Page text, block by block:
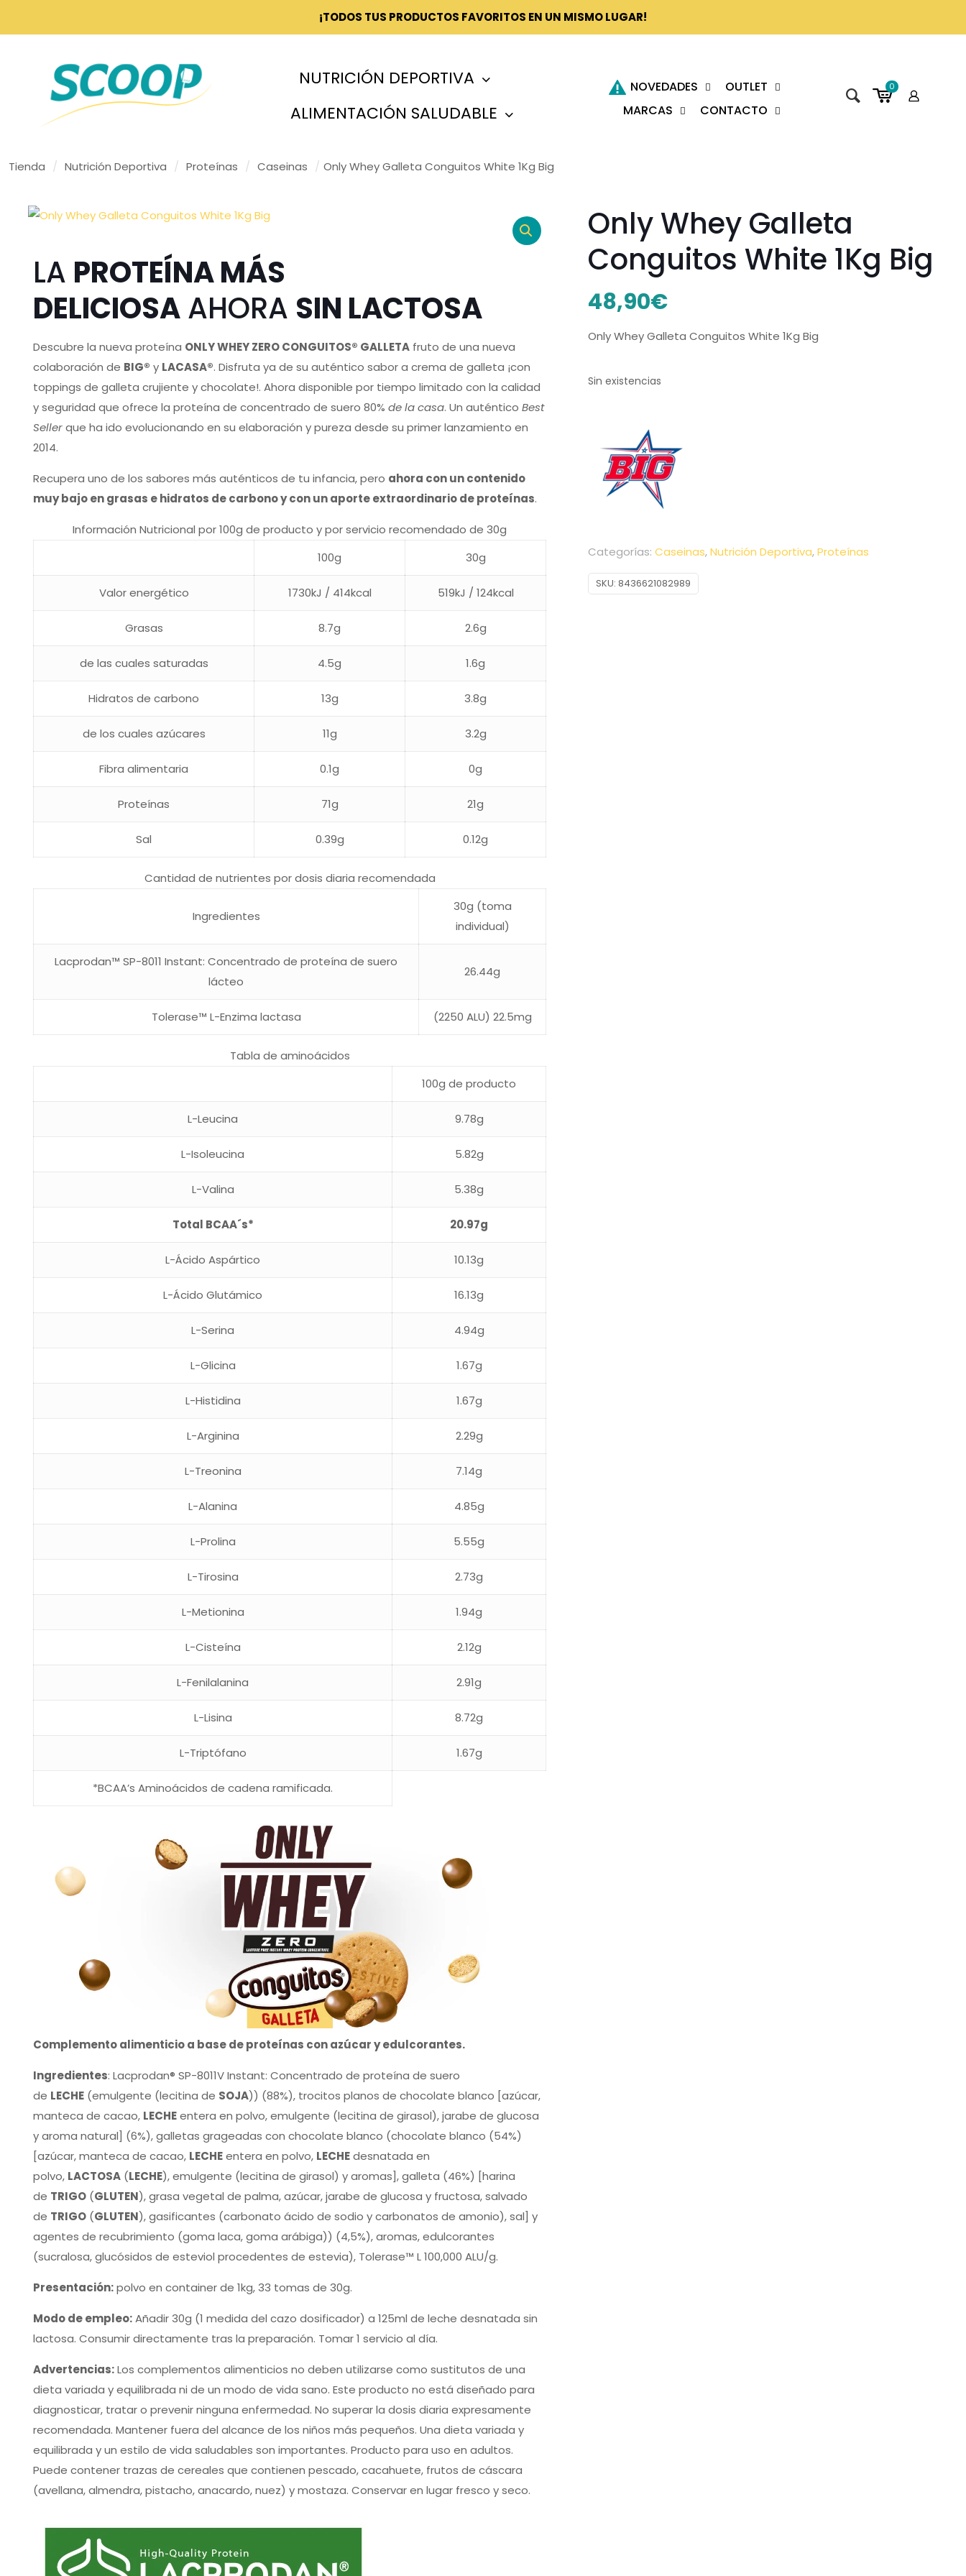
¡TODOS TUS PRODUCTOS FAVORITOS EN UN MISMO LUGAR!
NUTRICIÓN DEPORTIVA
ALIMENTACIÓN SALUDABLE
NOVEDADES
OUTLET
MARCAS
CONTACTO
0
Tienda / Nutrición Deportiva / Proteínas / Caseinas / Only Whey Galleta Conguitos White 1Kg Big
LA PROTEÍNA MÁS
DELICIOSAAHORA SIN LACTOSA
Descubre la nueva proteína ONLY WHEY ZERO CONGUITOS® GALLETA fruto de una nueva
colaboración de BIG® y LACASA®. Disfruta ya de su auténtico sabor a crema de galleta ¡con
toppings de galleta crujiente y chocolate!. Ahora disponible por tiempo limitado con la calidad
y seguridad que ofrece la proteína de concentrado de suero 80%de la casa. Un auténticoBest
Sellerque ha ido evolucionando en su elaboración y pureza desde su primer lanzamiento en
2014.
Recupera uno de los sabores más auténticos de tu infancia, pero ahora con un contenido
muy bajo en grasas e hidratos de carbono y con un aporte extraordinario de proteínas.
Información Nutricional por 100g de producto y por servicio recomendado de 30g
100g
30g
Valor energético 1730kJ / 414kcal 519kJ / 124kcal
Grasas 8.7g 2.6g
de las cuales saturadas 4.5g 1.6g
Hidratos de carbono 13g 3.8g
de los cuales azúcares 11g 3.2g
Fibra alimentaria 0.1g 0g
Proteínas 71g 21g
Sal 0.39g 0.12g
Cantidad de nutrientes por dosis diaria recomendada
Ingredientes
30g (toma
individual)
Lacprodan™ SP-8011 Instant: Concentrado de proteína de suero
lácteo
26.44g
Tolerase™ L-Enzima lactasa (2250 ALU) 22.5mg
Tabla de aminoácidos
100g de producto
L-Leucina 9.78g
L-Isoleucina 5.82g
L-Valina 5.38g
Total BCAA´s* 20.97g
L-Ácido Aspártico 10.13g
L-Ácido Glutámico 16.13g
L-Serina 4.94g
L-Glicina 1.67g
L-Histidina 1.67g
L-Arginina 2.29g
L-Treonina 7.14g
L-Alanina 4.85g
L-Prolina 5.55g
L-Tirosina 2.73g
L-Metionina 1.94g
L-Cisteína 2.12g
L-Fenilalanina 2.91g
L-Lisina 8.72g
L-Triptófano 1.67g
*BCAA’s Aminoácidos de cadena ramificada.
Complemento alimenticio a base de proteínas con azúcar y edulcorantes.
Ingredientes: Lacprodan® SP-8011V Instant: Concentrado de proteína de suero
de LECHE (emulgente (lecitina de SOJA)) (88%), trocitos planos de chocolate blanco [azúcar,
manteca de cacao, LECHEentera en polvo, emulgente (lecitina de girasol), jarabe de glucosa
y aroma natural] (6%), galletas grageadas con chocolate blanco (chocolate blanco (54%)
[azúcar, manteca de cacao, LECHEentera en polvo, LECHEdesnatada en
polvo, LACTOSA (LECHE), emulgente (lecitina de girasol) y aromas], galleta (46%) [harina
de TRIGO (GLUTEN), grasa vegetal de palma, azúcar, jarabe de glucosa y fructosa, salvado
de TRIGO (GLUTEN), gasificantes (carbonato ácido de sodio y carbonatos de amonio), sal] y
agentes de recubrimiento (goma laca, goma arábiga)) (4,5%), aromas, edulcorantes
(sucralosa, glucósidos de esteviol procedentes de estevia), Tolerase™ L 100,000 ALU/g.
Presentación:polvo en container de 1kg, 33 tomas de 30g.
Modo de empleo:Añadir 30g (1 medida del cazo dosificador) a 125ml de leche desnatada sin
lactosa. Consumir directamente tras la preparación. Tomar 1 servicio al día.
Advertencias:Los complementos alimenticios no deben utilizarse como sustitutos de una
dieta variada y equilibrada ni de un modo de vida sano. Este producto no está diseñado para
diagnosticar, tratar o prevenir ninguna enfermedad. No superar la dosis diaria expresamente
recomendada. Mantener fuera del alcance de los niños más pequeños. Una dieta variada y
equilibrada y un estilo de vida saludables son importantes. Producto para uso en adultos.
Puede contener trazas de cereales que contienen pescado, cacahuete, frutos de cáscara
(avellana, almendra, pistacho, anacardo, nuez) y mostaza. Conservar en lugar fresco y seco.
Only Whey Galleta
Conguitos White 1Kg Big
48,90€
Only Whey Galleta Conguitos White 1Kg Big
Sin existencias
Categorías:Caseinas,Nutrición Deportiva,Proteínas
SKU:8436621082989